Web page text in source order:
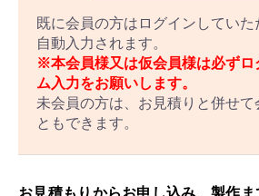
既に会員の方はログインしてい
自動入力されます。
※本会員様又は仮会員様は必ずロ
ム入力をお願いします。
未会員の方は、お見積りと併せて
ともできます。
お見積もりからお申し込み、製作